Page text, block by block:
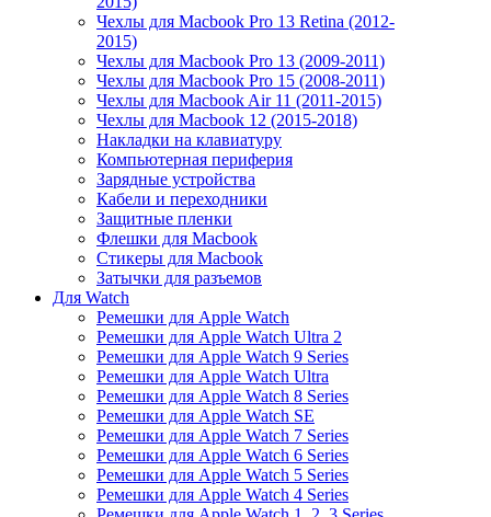
Чехлы для Macbook Pro 13 Retina (2012-
2015)
Чехлы для Macbook Pro 13 (2009-2011)
Чехлы для Macbook Pro 15 (2008-2011)
Чехлы для Macbook Air 11 (2011-2015)
Чехлы для Macbook 12 (2015-2018)
Накладки на клавиатуру
Компьютерная периферия
Зарядные устройства
Кабели и переходники
Защитные пленки
Флешки для Macbook
Стикеры для Macbook
Затычки для разъемов
Для Watch
Ремешки для Apple Watch
Ремешки для Apple Watch Ultra 2
Ремешки для Apple Watch 9 Series
Ремешки для Apple Watch Ultra
Ремешки для Apple Watch 8 Series
Ремешки для Apple Watch SE
Ремешки для Apple Watch 7 Series
Ремешки для Apple Watch 6 Series
Ремешки для Apple Watch 5 Series
Ремешки для Apple Watch 4 Series